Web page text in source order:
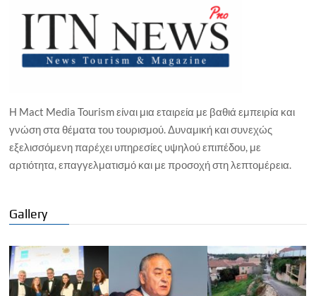
Η Mact Media Tourism είναι μια εταιρεία με βαθιά εμπειρία και
γνώση στα θέματα του τουρισμού. Δυναμική και συνεχώς
εξελισσόμενη παρέχει υπηρεσίες υψηλού επιπέδου, με
αρτιότητα, επαγγελματισμό και με προσοχή στη λεπτομέρεια.
Gallery